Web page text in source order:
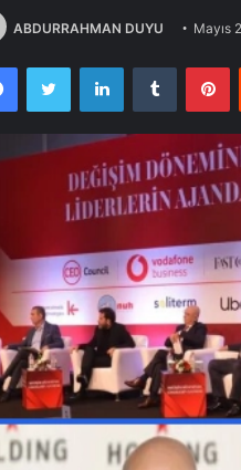
ABDURRAHMAN DUYU Mayıs
FacebookTwitter LinkedInTumblr